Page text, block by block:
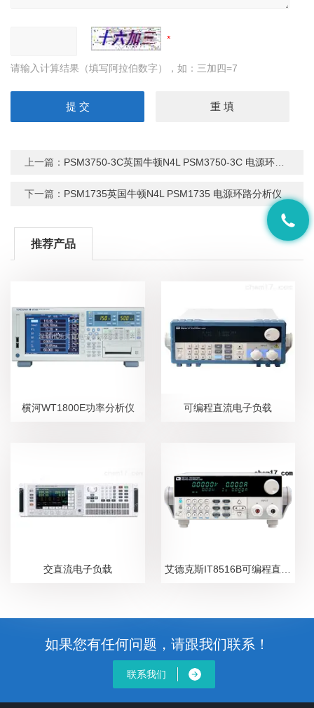
请输入计算结果（填写阿拉伯数字），如：三加四=7
上一篇： PSM3750-3C英国牛顿N4L PSM3750-3C 电源环路分析仪
下一篇： PSM1735英国牛顿N4L PSM1735 电源环路分析仪
推荐产品
横河WT1800E功率分析仪 可编程直流电子负载
交直流电子负载
如果您有任何问题，请跟我们联系！
联系我们